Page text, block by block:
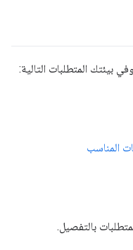
المناسب
بالتفصيل.